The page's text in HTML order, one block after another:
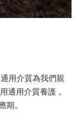
用介質為我們親
通用介質養護，
期。